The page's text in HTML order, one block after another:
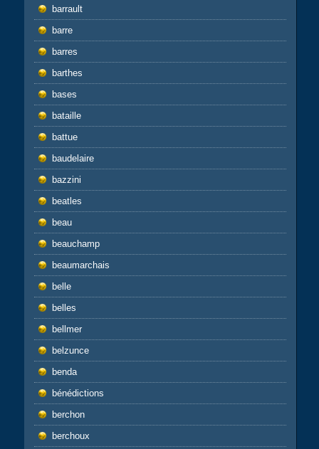
barrault
barre
barres
barthes
bases
bataille
battue
baudelaire
bazzini
beatles
beau
beauchamp
beaumarchais
belle
belles
bellmer
belzunce
benda
bénédictions
berchon
berchoux